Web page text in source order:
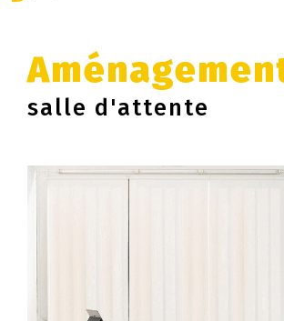
salle d'attente